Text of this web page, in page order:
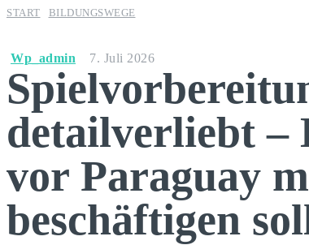
START BILDUNGSWEGE
Wp_admin 7. Juli 2026
detailverliebt –
vor Paraguay
beschäftigen